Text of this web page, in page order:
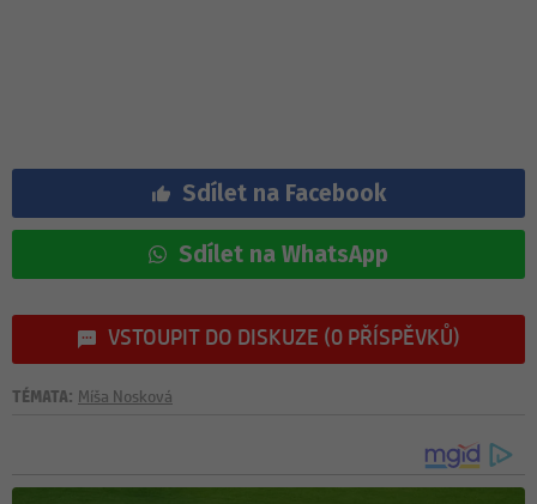
Sdílet na Facebook
Sdílet na WhatsApp
VSTOUPIT DO DISKUZE (0 PŘÍSPĚVKŮ)
TÉMATA: Míša Nosková